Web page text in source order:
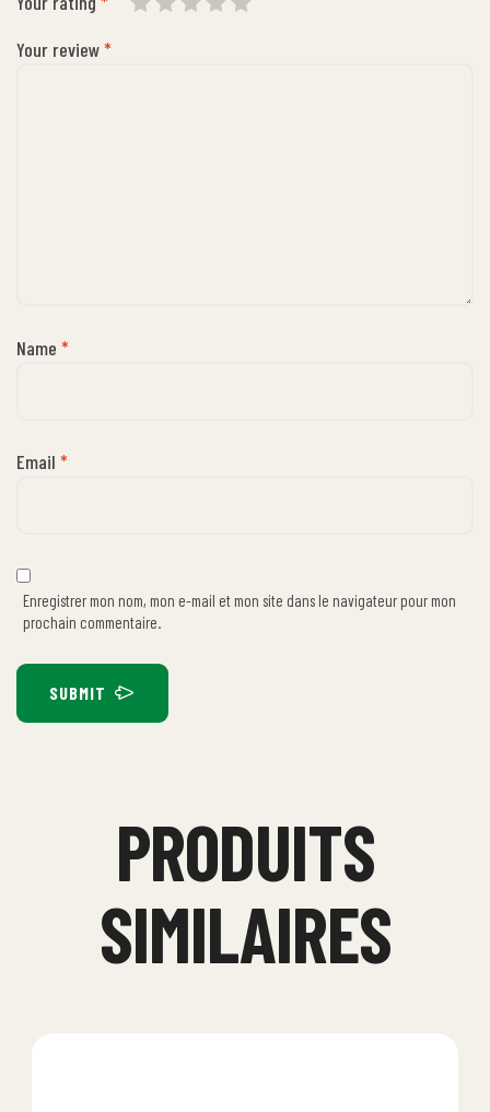
Your review*
Name *
Email *
Enregistrer mon nom, mon e-mail et mon site dans le navigateur pour mon
prochain commentaire.
SUBMIT
PRODUITS
SIMILAIRES